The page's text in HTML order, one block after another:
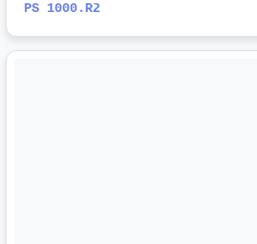
PS 1000.R2